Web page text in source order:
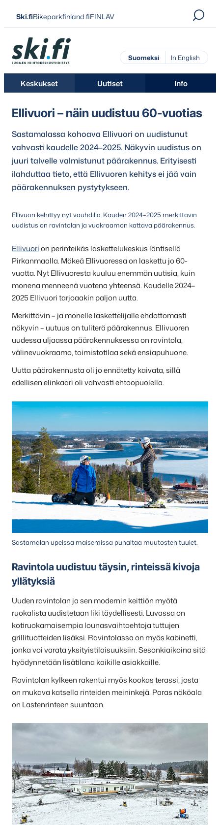
Siirry
suoraan
sisältöön
Ski.fiBikeparkfinland.fiFINLAV
Ski.fi
Suomeksi In English
Keskukset Uutiset Info
Ellivuori – näin uudistuu 60-vuotias
Sastamalassa kohoava Ellivuori on uudistunut
vahvasti kaudelle 2024–2025. Näkyvin uudistus on
juuri talvelle valmistunut päärakennus. Erityisesti
ilahduttaa tieto, että Ellivuoren kehitys ei jää vain
päärakennuksen pystytykseen.
Ellivuori kehittyy nyt vauhdilla. Kauden 2024–2025 merkittävin
uudistus on ravintolan ja vuokraamon kattava päärakennus.
Ellivuorion perinteikäs laskettelukeskus läntisellä
Pirkanmaalla. Mäkeä Ellivuoressa on laskettu jo 60-
vuotta. Nyt Ellivuoresta kuuluu enemmän uutisia, kuin
monena menneenä vuotena yhteensä. Kaudelle 2024–
2025 Ellivuori tarjoaakin paljon uutta.
Merkittävin – ja monelle laskettelijalle ehdottomasti
näkyvin – uutuus on tuliterä päärakennus. Ellivuoren
uudessa uljaassa päärakennuksessa on ravintola,
välinevuokraamo, toimistotilaa sekä ensiapuhuone.
Uutta päärakennusta oli jo ennätetty kaivata, sillä
edellisen elinkaari oli vahvasti ehtoopuolella.
Sastamalan upeissa maisemissa puhaltaa muutosten tuulet.
Ravintola uudistuu täysin, rinteissä kivoja
yllätyksiä
Uuden ravintolan ja sen modernin keittiön myötä
ruokalista uudistetaan liki täydellisesti. Luvassa on
kotiruokamaisempia lounasvaihtoehtoja tuttujen
grillituotteiden lisäksi. Ravintolassa on myös kabinetti,
jonka voi varata yksityistilaisuuksiin. Sesonkiaikoina sitä
hyödynnetään lisätilana kaikille asiakkaille.
Ravintolan kylkeen rakentui myös kookas terassi, josta
on mukava katsella rinteiden meininkejä. Paras näköala
on Lastenrinteen suuntaan.